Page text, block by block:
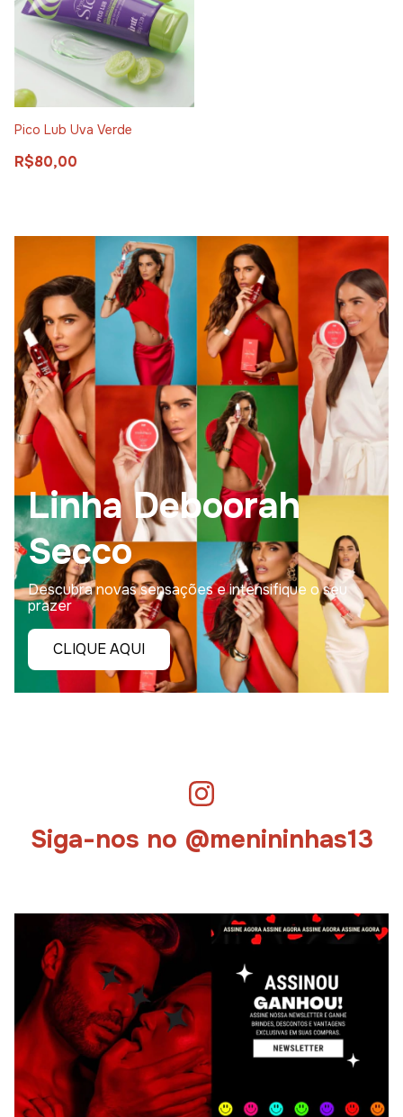
Pico Lub Uva Verde
R$80,00
Linha Deboorah
Secco
Descubra novas sensações e intensifique o seu
prazer
CLIQUE AQUI
Siga-nos no @menininhas13